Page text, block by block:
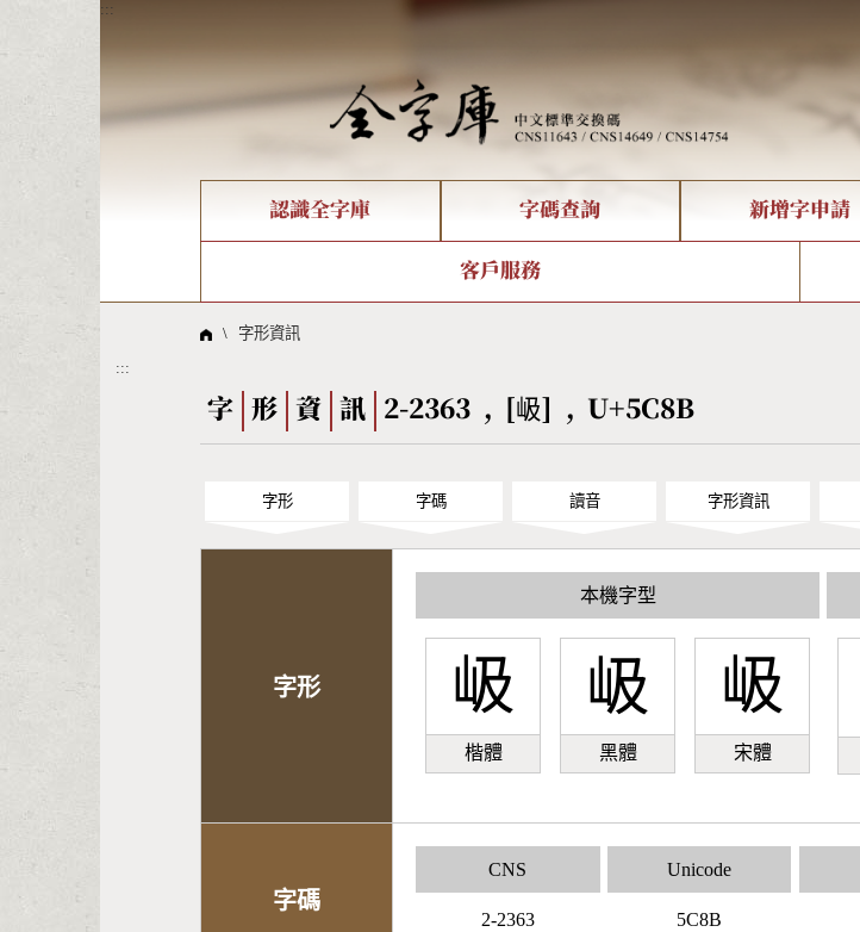
:::
認識全字庫
全字庫現況
線上教學
字碼查詢
部件查詢
倉頡查詢
Big5查詢 拼音查詢
新增字申請
造字解決方案
字形下載
客戶服務
問題集
\ 字形資訊
:::
字 形 資 訊 2-2363 , [岋] , U+5C8B
字形 字碼 讀音 字形資訊
字形
本機字型
岋
楷體
岋
黑體
岋
宋體
字碼
CNS
2-2363
Unicode
5C8B